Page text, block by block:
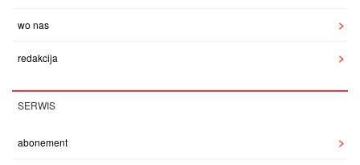
wo nas
redakcija
SERWIS
abonement